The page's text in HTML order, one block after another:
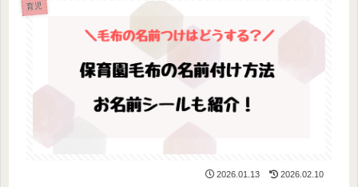
育児
2026.01.13 2026.02.10